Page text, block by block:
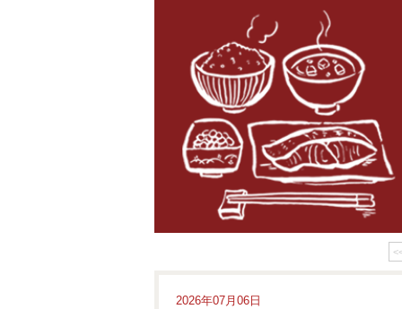
2026年07月06日